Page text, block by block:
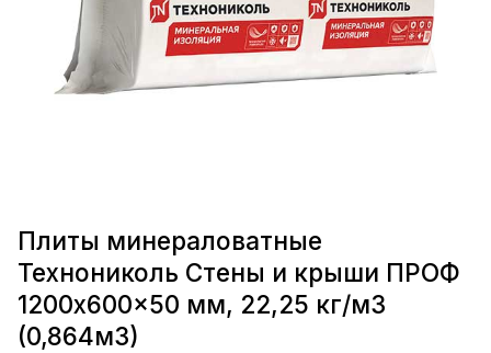
Плиты минераловатные
Технониколь Стены и крыши ПРОФ
1200x600x50 мм, 22,25 кг/м3
(0,864м3)